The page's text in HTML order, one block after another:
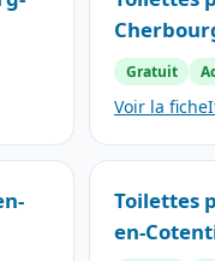
Gratuit
Voir la fiche
Toilettes
en-